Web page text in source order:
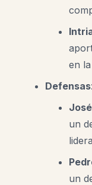
en
Defensas:
un
un